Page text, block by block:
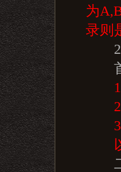
为
录则
2.
首
1).
2).
3).
以
二